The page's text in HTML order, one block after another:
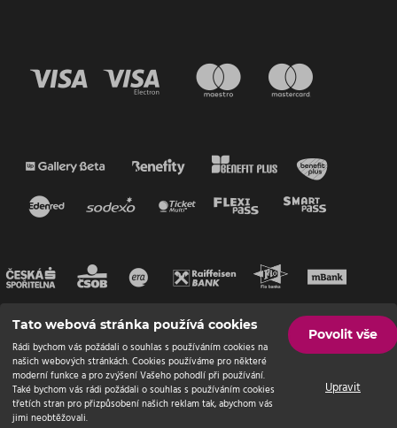
Tato webová stránka používá cookies
Rádi bychom vás požádali o souhlas s používáním cookies na
našich webových stránkách. Cookies používáme pro některé
moderní funkce a pro zvýšení Vašeho pohodlí při používání.
Také bychom vás rádi požádali o souhlas s používáním cookies
třetích stran pro přizpůsobení našich reklam tak, abychom vás
jimi neobtěžovali.
Povolit vše
Upravit